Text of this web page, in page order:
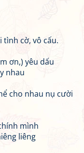
tình cờ, vô cấu.
ơn,) yêu dấu
nhau
cho nhau nụ cười
mình
liêng